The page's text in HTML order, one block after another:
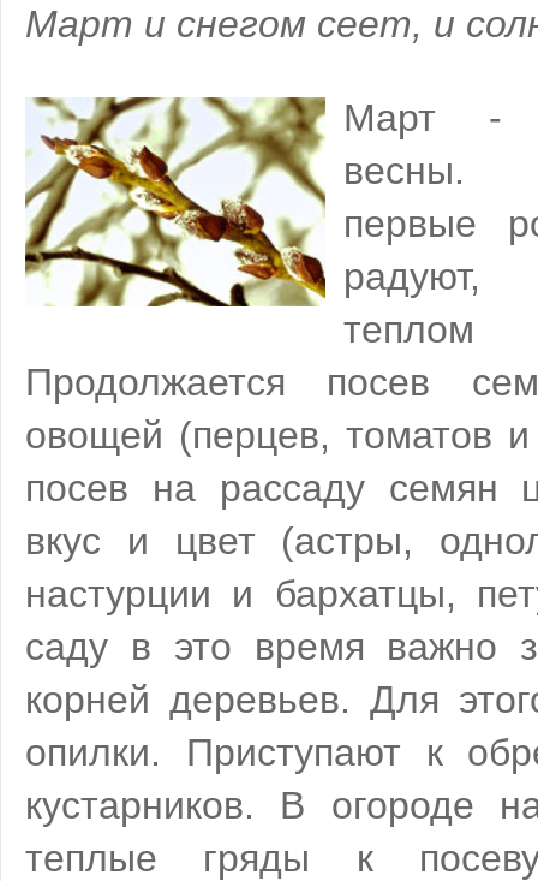
Март и снегом сеет, и
Март -
весны.
первые
радуют,
теплом
Продолжается посев
овощей (перцев, томатов
посев на рассаду семян
вкус и цвет (астры,
настурции и бархатцы,
саду в это время важно
корней деревьев. Для
опилки. Приступают к
кустарников. В огороде
теплые гряды к посеву